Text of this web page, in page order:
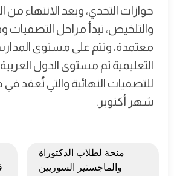
جوازات التحدي، وبعد الانتهاء من
والتلخيص، تبدأ مراحل التصفيات
معتمدة، وتتم على مستوى
التعليمية ثم مستوى الدول
للتصفيات النهائية والتي تُعقد
شهر أكتوبر.
منحة لطلاب الدكتوراة
والماجستير السوريين